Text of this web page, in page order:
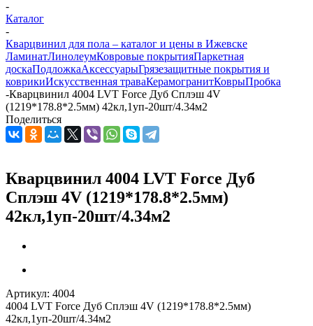
-
Каталог
-
Кварцвинил для пола – каталог и цены в Ижевске
ЛаминатЛинолеумКовровые покрытияПаркетная
доскаПодложкаАксессуарыГрязезащитные покрытия и
коврикиИскусственная траваКерамогранитКоврыПробка
-Кварцвинил 4004 LVT Force Дуб Сплэш 4V
(1219*178.8*2.5мм) 42кл,1уп-20шт/4.34м2
Поделиться
Кварцвинил 4004 LVT Force Дуб
Сплэш 4V (1219*178.8*2.5мм)
42кл,1уп-20шт/4.34м2
Артикул: 4004
4004 LVT Force Дуб Сплэш 4V (1219*178.8*2.5мм)
42кл,1уп-20шт/4.34м2